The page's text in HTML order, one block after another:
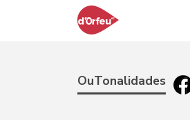
OuTonalidades